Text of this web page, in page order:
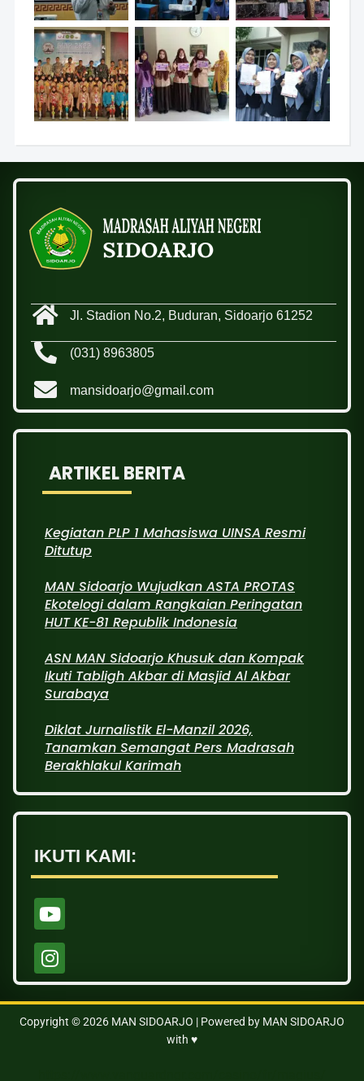
Jl. Stadion No.2, Buduran, Sidoarjo 61252
(031) 8963805
mansidoarjo@gmail.com
ARTIKEL BERITA
Kegiatan PLP 1 Mahasiswa UINSA Resmi
Ditutup
MAN Sidoarjo Wujudkan ASTA PROTAS
Ekotelogi dalam Rangkaian Peringatan
HUT KE-81 Republik Indonesia
ASN MAN Sidoarjo Khusuk dan Kompak
Ikuti Tabligh Akbar di Masjid Al Akbar
Surabaya
Diklat Jurnalistik El-Manzil 2026,
Tanamkan Semangat Pers Madrasah
Berakhlakul Karimah
IKUTI KAMI:
Copyright © 2026 MAN SIDOARJO | Powered by MAN SIDOARJO
with ♥